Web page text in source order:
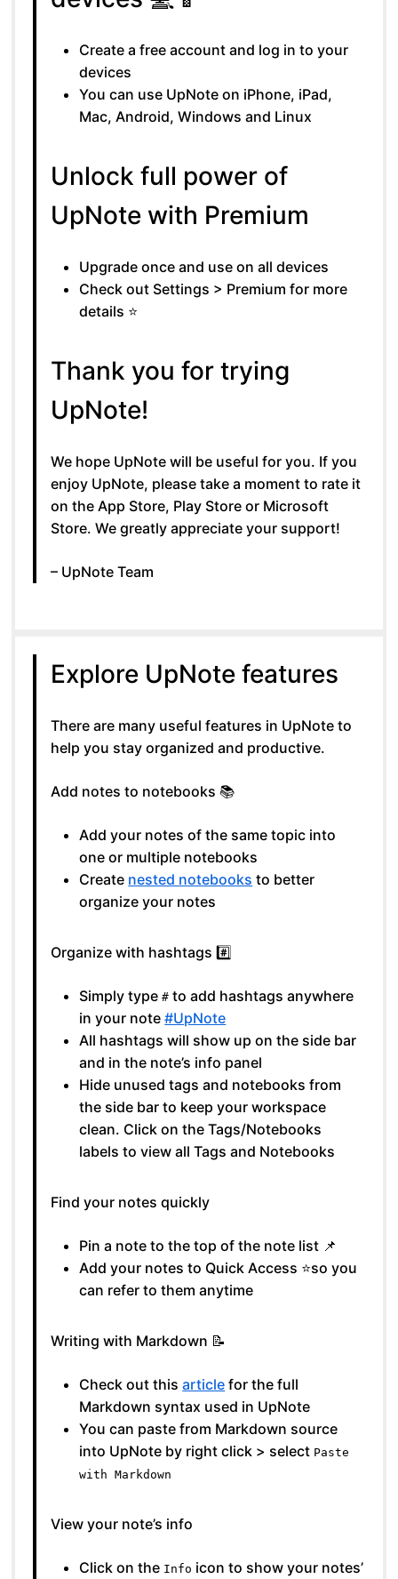
Create a free account and log in to your
devices
You can use UpNote on iPhone, iPad,
Mac, Android, Windows and Linux
Unlock full power of
UpNote with Premium
Upgrade once and use on all devices
Check out Settings > Premium for more
details ⭐
Thank you for trying
UpNote!
We hope UpNote will be useful for you. If you
enjoy UpNote, please take a moment to rate it
on the App Store, Play Store or Microsoft
Store. We greatly appreciate your support!
– UpNote Team
Explore UpNote features
There are many useful features in UpNote to
help you stay organized and productive.
Add notes to notebooks 📚
Add your notes of the same topic into
one or multiple notebooks
Create nested notebooks to better
organize your notes
Organize with hashtags #️⃣
Simply type# to add hashtags anywhere
in your note#UpNote
All hashtags will show up on the side bar
and in the note’s info panel
Hide unused tags and notebooks from
the side bar to keep your workspace
clean. Click on the Tags/Notebooks
labels to view all Tags and Notebooks
Find your notes quickly
Pin a note to the top of the note list 📌
Add your notes to Quick Access ⭐️so you
can refer to them anytime
Writing with Markdown 📝
Check out thisarticle for the full
Markdown syntax used in UpNote
You can paste from Markdown source
into UpNote by right click > select Paste
with Markdown
View your note’s info
Click on the Info icon to show your notes’